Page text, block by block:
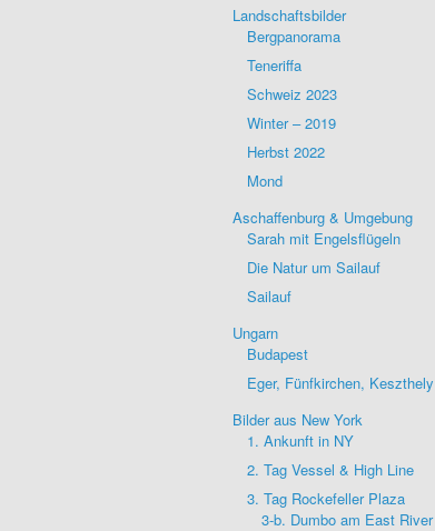
Landschaftsbilder
Bergpanorama
Teneriffa
Schweiz 2023
Winter – 2019
Herbst 2022
Mond
Aschaffenburg & Umgebung
Sarah mit Engelsflügeln
Die Natur um Sailauf
Sailauf
Ungarn
Budapest
Eger, Fünfkirchen, Keszthely
Bilder aus New York
1. Ankunft in NY
2. Tag Vessel & High Line
3. Tag Rockefeller Plaza
3-b. Dumbo am East River